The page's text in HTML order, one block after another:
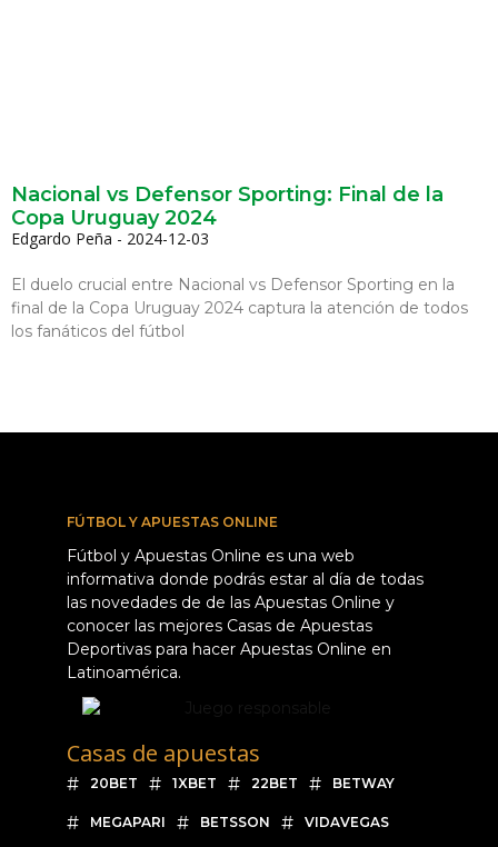
Nacional vs Defensor Sporting: Final de la
Copa Uruguay 2024
Edgardo Peña 2024-12-03
El duelo crucial entre Nacional vs Defensor Sporting en la
final de la Copa Uruguay 2024 captura la atención de todos
los fanáticos del fútbol
FÚTBOL Y APUESTAS ONLINE
Fútbol y Apuestas Online es una web
informativa donde podrás estar al día de todas
las novedades de de las Apuestas Online y
conocer las mejores Casas de Apuestas
Deportivas para hacer Apuestas Online en
Latinoamérica.
Casas de apuestas
20BET 1XBET 22BET BETWAY
MEGAPARI BETSSON VIDAVEGAS